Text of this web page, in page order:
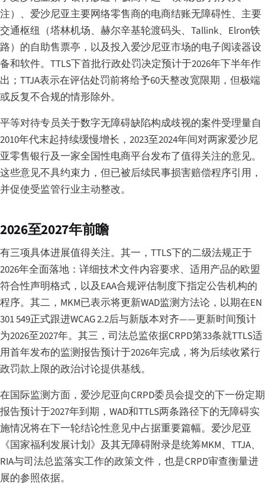
注）、爱沙尼亚主要网络零售商的电商结账无障碍性、主要
交通枢纽（塔林机场、赫尔辛基轮渡码头、Tallink、Elron铁
路）的自助售票亭，以及投入爱沙尼亚市场的电子阅读器设
备和软件。TTLS下首批行政处罚决定预计于2026年下半年作
出；TTJA表示在评估处罚前将给予60天整改宽限期，但极端
或反复不合规的情形除外。
平等对待专员关于数字无障碍缺陷构成歧视的案件受理量自
2010年代末起持续缓慢增长，2023至2024年间对两家爱沙尼
亚零售银行及一家全国性电商平台发布了值得关注的意见。
这些意见不具约束力，但已被后续民事损害赔偿程序引用，
并促使受监管行业主动整改。
2026至2027年前瞻
有三项具体进展值得关注。其一，TTLS下的二级法规正于
2026年全面落地：详细技术文件内容要求、适用产品的欧盟
符合性声明格式，以及EAA合规评估制度下指定公告机构的
程序。其二，MKM已表示将更新WAD监测方法论，以期在EN
301 549正式跟进WCAG 2.2后与新版本对齐——更新时间预计
为2026至2027年。其三，司法总监依据CRPD第33条就TTLS适
用首年发布的监测报告预计于2026年完成，将为后续收紧行
政罚款上限的政治讨论提供基线。
在国际监测方面，爱沙尼亚向CRPD委员会提交的下一份定期
报告预计于2027年到期，WAD和TTLS两条路径下的无障碍实
施情况将在下一轮结论性意见中占据重要篇幅。爱沙尼亚
《国家福利发展计划》及其无障碍附录是统筹MKM、TTJA、
RIA与司法总监落实工作的政策文件，也是CRPD审查衡量进
展的参照依据。